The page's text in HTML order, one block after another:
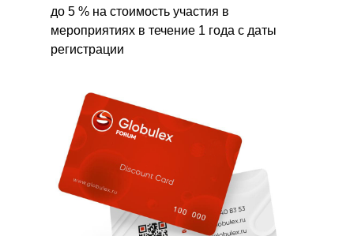
до 5 % на стоимость участия в
мероприятиях в течение 1 года с даты
регистрации